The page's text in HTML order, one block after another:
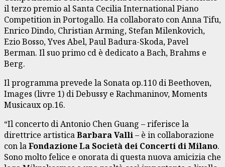
il terzo premio al Santa Cecilia International Piano
Competition in Portogallo. Ha collaborato con Anna Tifu,
Enrico Dindo, Christian Arming, Stefan Milenkovich,
Ezio Bosso, Yves Abel, Paul Badura-Skoda, Pavel
Berman. Il suo primo cd è dedicato a Bach, Brahms e
Berg.
Il programma prevede la Sonata op.110 di Beethoven,
Images (livre 1) di Debussy e Rachmaninov, Moments
Musicaux op.16.
“Il concerto di Antonio Chen Guang – riferisce la
direttrice artisticaBarbara Valli– è in collaborazione
con laFondazione La Società dei Concerti di Milano.
Sono molto felice e onorata di questa nuova amicizia che